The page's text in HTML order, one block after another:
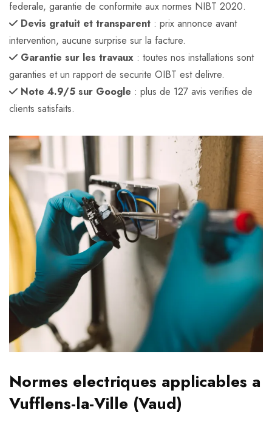
federale, garantie de conformite aux normes NIBT 2020.
Devis gratuit et transparent : prix annonce avant
intervention, aucune surprise sur la facture.
Garantie sur les travaux : toutes nos installations sont
garanties et un rapport de securite OIBT est delivre.
Note 4.9/5 sur Google : plus de 127 avis verifies de
clients satisfaits.
Normes electriques applicables a
Vufflens-la-Ville (Vaud)